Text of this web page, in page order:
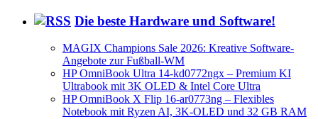
Die beste Hardware und Software!
MAGIX Champions Sale 2026: Kreative Software-
Angebote zur Fußball-WM
HP OmniBook Ultra 14-kd0772ngx – Premium KI
Ultrabook mit 3K OLED & Intel Core Ultra
HP OmniBook X Flip 16-ar0773ng – Flexibles
Notebook mit Ryzen AI, 3K-OLED und 32 GB RAM